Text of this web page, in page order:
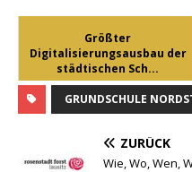
Größter
Digitalisierungsausbau der
städtischen Sch...
GRUNDSCHULE
ZURÜCK
Wie, Wo, Wen,